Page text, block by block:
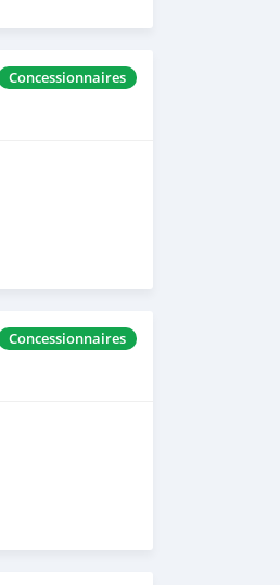
Concessionnaires
Concessionnaires